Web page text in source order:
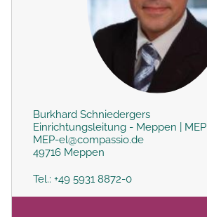
Burkhard Schniedergers
Einrichtungsleitung - Meppen | MEP
MEP-el@compassio.de
49716 Meppen
Tel.: +49 5931 8872-0